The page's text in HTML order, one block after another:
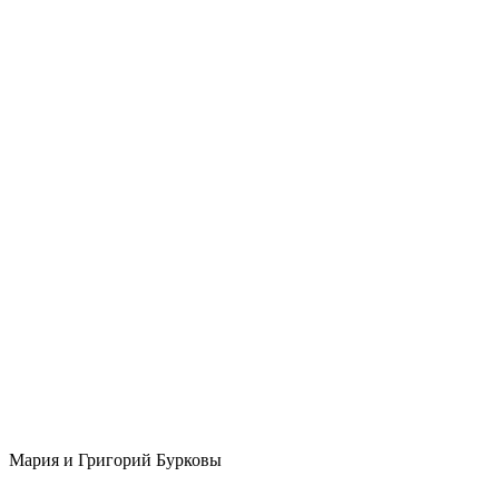
Мария и Григорий Бурковы